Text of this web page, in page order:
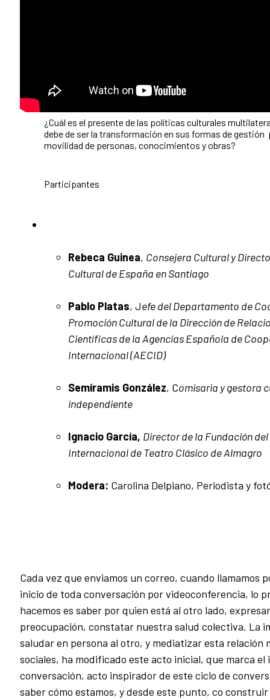
¿Cuál es el presente de las políticas culturales
debe de ser la transformación en sus formas de gestión
movilidad de personas, conocimientos y obras?
Participantes
Rebeca Guinea, Consejera Cultural y
Cultural de España en Santiago
Pablo Platas, Jefe del Departamento de
Promoción Cultural de la Dirección de
Científicas de la Agencias Española de
Internacional (AECID)
Semíramis González, Comisaria y gestora
independiente
Ignacio García, Director de la Fundación
Internacional de Teatro Clásico de Almagro
Modera: Carolina Delpiano, Periodista y
Cada vez que enviamos un correo, cuando llamamos
inicio de toda conversación por videoconferencia, lo
hacemos es saber por quien está al otro lado,
preocupación, constatar nuestra salud colectiva. La
saludar en persona al otro, y mediatizar esta relación
sociales, ha modificado este acto inicial, que marca el
conversación, acto inspirador de este ciclo de
saber cómo estamos, y desde este punto, co